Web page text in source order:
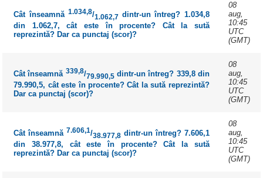
Cât înseamnă 1.034,8/1.062,7dintr-un întreg? 1.034,8
din 1.062,7, cât este în procente? Cât la sută
reprezintă? Dar ca punctaj (scor)?
08
aug,
10:45
UTC
(GMT)
Cât înseamnă 339,8/79.990,5 dintr-un întreg? 339,8 din
79.990,5, cât este în procente? Cât la sută reprezintă?
Dar ca punctaj (scor)?
08
aug,
10:45
UTC
(GMT)
Cât înseamnă 7.606,1/38.977,8 dintr-un întreg? 7.606,1
din 38.977,8, cât este în procente? Cât la sută
reprezintă? Dar ca punctaj (scor)?
08
aug,
10:45
UTC
(GMT)